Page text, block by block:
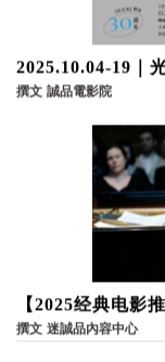
2025.10.04-19｜
撰文 誠品電影院
【2025经典电影
龙一神作重返大
撰文 迷誠品內容中心